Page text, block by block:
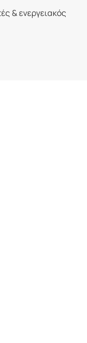
& ενεργειακός